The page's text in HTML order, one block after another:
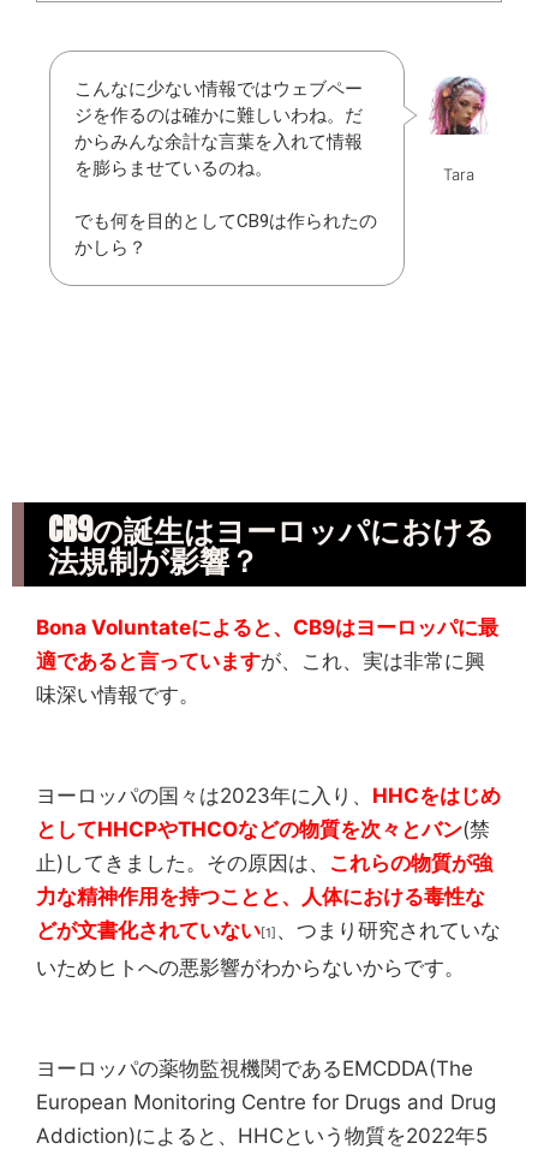
こんなに少ない情報ではウェブペー
ジを作るのは確かに難しいわね。だ
からみんな余計な言葉を入れて情報
を膨らませているのね。
でも何を目的としてCB9は作られたの
かしら？
Tara
CB9の誕生はヨーロッパにおける
法規制が影響？
Bona Voluntateによると、CB9はヨーロッパに最
適であると言っていますが、これ、実は非常に興
味深い情報です。
ヨーロッパの国々は2023年に入り、 HHCをはじめ
としてHHCPやTHCOなどの物質を次々とバン(禁
止)してきました。その原因は、 これらの物質が強
力な精神作用を持つことと、人体における毒性な
どが文書化されていない[1] 、つまり研究されていな
いためヒトへの悪影響がわからないからです。
ヨーロッパの薬物監視機関であるEMCDDA(The
European Monitoring Centre for Drugs and Drug
Addiction)によると、HHCという物質を2022年5